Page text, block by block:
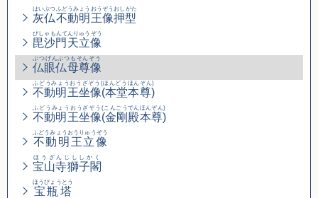
灰仏不動明王像押型
はいぶつふどうみょうおうぞうおしがた
毘沙門天立像
びしゃもんてんりゅうぞう
仏眼仏母尊像
ぶつげんぶつもそんぞう
不動明王坐像(本堂本尊)
ふどうみょうおうざぞう(ほんどうほんぞん)
不動明王坐像
ふどうみょうおうざぞう
(金剛殿本尊)
(こんごうでんほんぞん)
不動明王立像
ふどうみょうおうりゅうぞう
宝山寺獅子閣
ほうざんじししかく
宝瓶塔
ほうびょうとう